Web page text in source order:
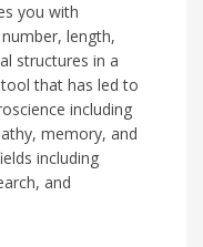
you with
length,
structures in a
that has led to
including
memory, and
including
and